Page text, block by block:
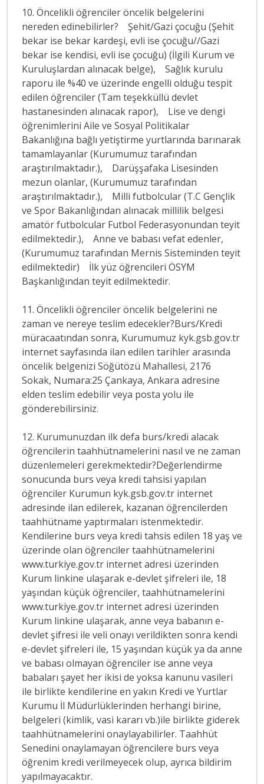
10. Öncelikli öğrenciler öncelik belgelerini
nereden edinebilirler? Şehit/Gazi çocuğu (Şehit
bekar ise bekar kardeşi, evli ise çocuğu//Gazi
bekar ise kendisi, evli ise çocuğu) (İlgili Kurum ve
Kuruluşlardan alınacak belge), Sağlık kurulu
raporu ile %40 ve üzerinde engelli olduğu tespit
edilen öğrenciler (Tam teşekküllü devlet
hastanesinden alınacak rapor), Lise ve dengi
öğrenimlerini Aile ve Sosyal Politikalar
Bakanlığına bağlı yetiştirme yurtlarında barınarak
tamamlayanlar (Kurumumuz tarafından
araştırılmaktadır.), Darüşşafaka Lisesinden
mezun olanlar, (Kurumumuz tarafından
araştırılmaktadır.), Milli futbolcular (T.C Gençlik
ve Spor Bakanlığından alınacak millilik belgesi
amatör futbolcular Futbol Federasyonundan teyit
edilmektedir.), Anne ve babası vefat edenler,
(Kurumumuz tarafından Mernis Sisteminden teyit
edilmektedir) İlk yüz öğrencileri ÖSYM
Başkanlığından teyit edilmektedir.
11. Öncelikli öğrenciler öncelik belgelerini ne
zaman ve nereye teslim edecekler?Burs/Kredi
müracaatından sonra, Kurumumuz kyk.gsb.gov.tr
internet sayfasında ilan edilen tarihler arasında
öncelik belgenizi Söğütözü Mahallesi, 2176
Sokak, Numara:25 Çankaya, Ankara adresine
elden teslim edebilir veya posta yolu ile
gönderebilirsiniz.
12. Kurumunuzdan ilk defa burs/kredi alacak
öğrencilerin taahhütnamelerini nasıl ve ne zaman
düzenlemeleri gerekmektedir?Değerlendirme
sonucunda burs veya kredi tahsisi yapılan
öğrenciler Kurumun kyk.gsb.gov.tr internet
adresinde ilan edilerek, kazanan öğrencilerden
taahhütname yaptırmaları istenmektedir.
Kendilerine burs veya kredi tahsis edilen 18 yaş ve
üzerinde olan öğrenciler taahhütnamelerini
www.turkiye.gov.tr internet adresi üzerinden
Kurum linkine ulaşarak e-devlet şifreleri ile, 18
yaşından küçük öğrenciler, taahhütnamelerini
www.turkiye.gov.tr internet adresi üzerinden
Kurum linkine ulaşarak, anne veya babanın e-
devlet şifresi ile veli onayı verildikten sonra kendi
e-devlet şifreleri ile, 15 yaşından küçük ya da anne
ve babası olmayan öğrenciler ise anne veya
babaları şayet her ikisi de yoksa kanunu vasileri
ile birlikte kendilerine en yakın Kredi ve Yurtlar
Kurumu İl Müdürlüklerinden herhangi birine,
belgeleri (kimlik, vasi kararı vb.)ile birlikte giderek
taahhütnamelerini onaylayabilirler. Taahhüt
Senedini onaylamayan öğrencilere burs veya
öğrenim kredi verilmeyecek olup, ayrıca bildirim
yapılmayacaktır.